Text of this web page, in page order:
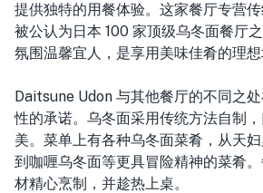
提供独特的用餐体验。这家餐厅专营传
被公认为日本 100 家顶级乌冬面餐厅
氛围温馨宜人，是享用美味佳肴的理想
Daitsune Udon 与其他餐厅的不同之
性的承诺。乌冬面采用传统方法自制
美。菜单上有各种乌冬面菜肴，从天
到咖喱乌冬面等更具冒险精神的菜肴
材精心烹制，并趁热上桌。